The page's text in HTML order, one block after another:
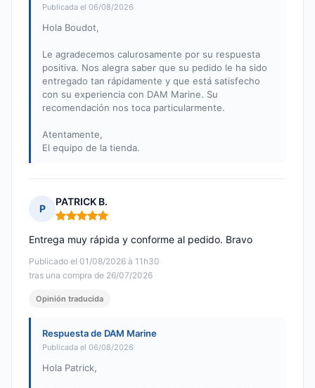
Publicada el 06/08/2026
Hola Boudot,
Le agradecemos calurosamente por su respuesta
positiva. Nos alegra saber que su pedido le ha sido
entregado tan rápidamente y que está satisfecho
con su experiencia con DAM Marine. Su
recomendación nos toca particularmente.
Atentamente,
El equipo de la tienda.
P
PATRICK B.
Nota: 5 de 5
Publicado el 01/08/2026 à 11h30
tras una compra de 26/07/2026
Entrega muy rápida y conforme al pedido. Bravo
Opinión traducida
Respuesta de DAM Marine
Publicada el 06/08/2026
Hola Patrick,